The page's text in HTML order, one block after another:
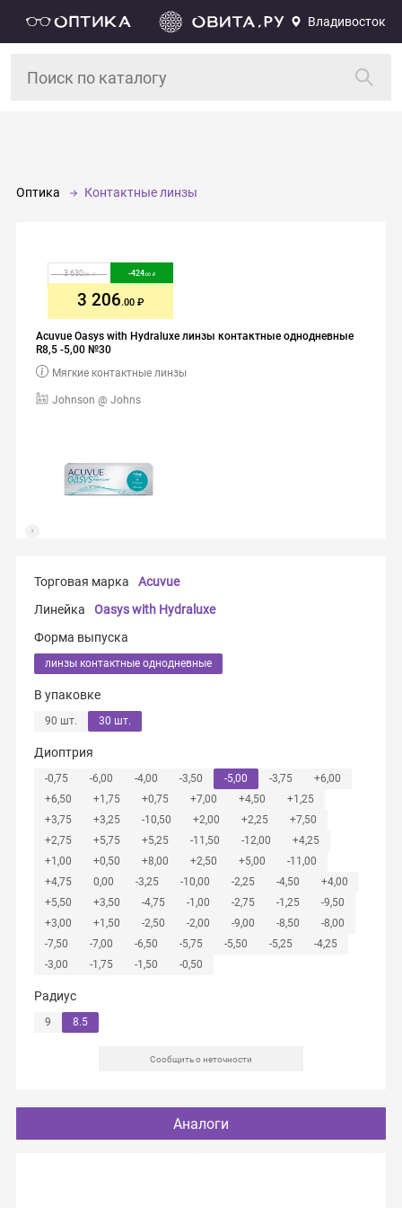
Владивосток
Оптика Контактные линзы
Acuvue Oasys with Hydraluxe линзы контактные однодневные
R8,5 -5,00 №30
Johnson @ Johns
Мягкие контактные линзы
3 630.00 -424.00
3 206.00
Торговая марка
Acuvue
Линейка
Oasys with Hydraluxe
Форма выпуска
линзы контактные однодневные
В упаковке
90 шт. 30 шт.
Диоптрия
-0,75 -6,00 -4,00 -3,50 -5,00 -3,75
+6,00
+6,50
+1,75 +0,75 +7,00 +4,50
+1,25
+3,75
+3,25 -10,50 +2,00 +2,25
+7,50
+2,75
+5,75 +5,25 -11,50 -12,00
+4,25
+1,00
+0,50 +8,00 +2,50 +5,00
-11,00
+4,75
0,00 -3,25 -10,00 -2,25 -4,50
+4,00
+5,50
+3,50 -4,75 -1,00 -2,75 -1,25
-9,50
+3,00
+1,50 -2,50 -2,00 -9,00 -8,50
-8,00
-7,50
-7,00 -6,50 -5,75 -5,50 -5,25
-4,25
-3,00
-1,75 -1,50 -0,50
Радиус
9 8.5
Сообщить о неточности
Аналоги